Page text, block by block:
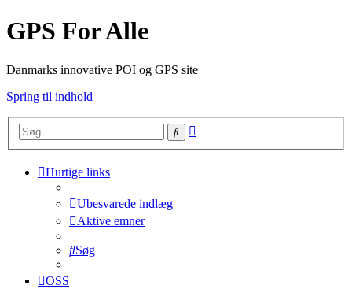
GPS For Alle
Danmarks innovative POI og GPS site
Spring til indhold
Søg
Hurtige links
Ubesvarede indlæg
Aktive emner
Søg
OSS